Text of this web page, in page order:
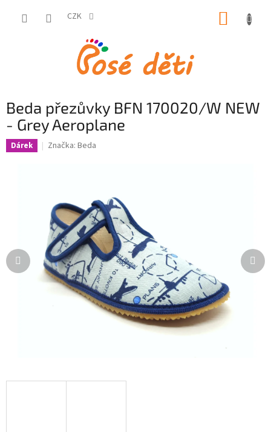
CZK
Beda přezůvky BFN 170020/W NEW
- Grey Aeroplane
Dárek Značka: Beda